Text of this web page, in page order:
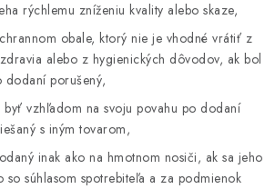
rýchlemu zníženiu kvality alebo skaze,
obale, ktorý nie je vhodné vrátiť z
alebo z hygienických dôvodov, ak bol
dodaní porušený,
vzhľadom na svoju povahu po dodaní
s iným tovarom,
inak ako na hmotnom nosiči, ak sa jeho
so súhlasom spotrebiteľa a za podmienok